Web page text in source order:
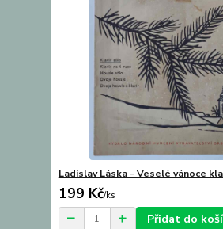
Ladislav Láska - Veselé vánoce
199 Kč/ks
Přidat do